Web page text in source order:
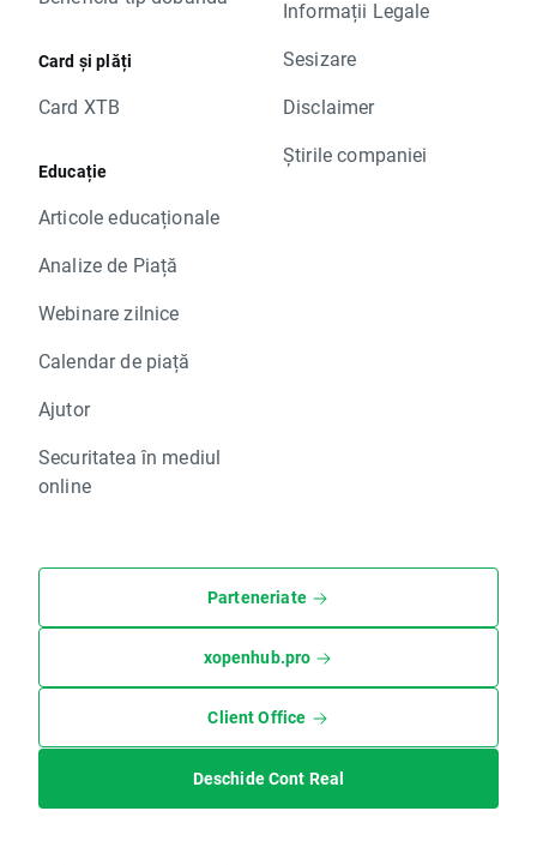
Card și plăți
Card XTB
Educație
Articole educaționale
Analize de Piață
Webinare zilnice
Calendar de piață
Ajutor
Securitatea în mediul
online
Informații Legale
Sesizare
Disclaimer
Știrile companiei
Parteneriate
xopenhub.pro
Client Office
Deschide Cont Real